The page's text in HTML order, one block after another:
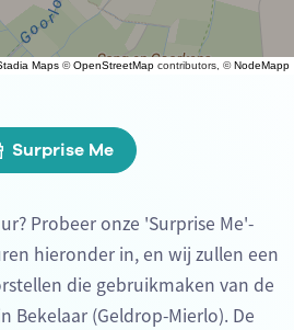
Maps ©OpenStreetMap contributors, ©NodeMapp
Surprise Me
Probeer onze 'Surprise Me'-
hieronder in, en wij zullen een
die gebruikmaken van de
Bekelaar (Geldrop-Mierlo). De